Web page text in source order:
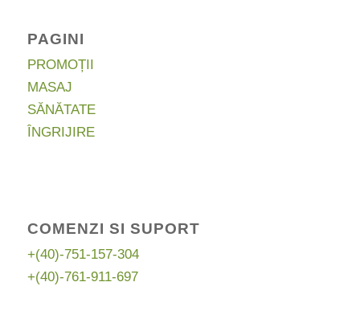
PAGINI
PROMOȚII
MASAJ
SĂNĂTATE
ÎNGRIJIRE
COMENZI SI SUPORT
+(40)-751-157-304
+(40)-761-911-697